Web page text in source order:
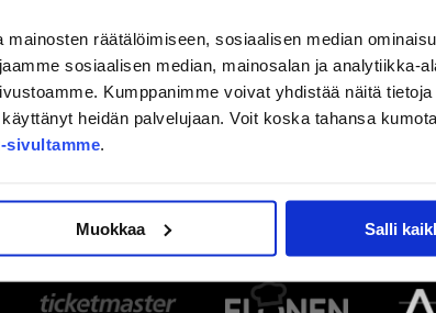
räätälöimiseen, sosiaalisen median
sosiaalisen median, mainosalan ja analytiikka-
Kumppanimme voivat yhdistää näitä
heidän palvelujaan. Voit koska tahansa
sivultamme.
Muokkaa Salli